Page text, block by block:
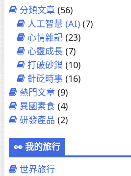
分類文章 (56)
人工智慧 (AI)(7)
心情雜記(23)
心靈成長 (7)
打破砂鍋 (10)
針砭時事(16)
熱門文章 (9)
異國素食(4)
研發產品 (2)
我的旅行
世界旅行